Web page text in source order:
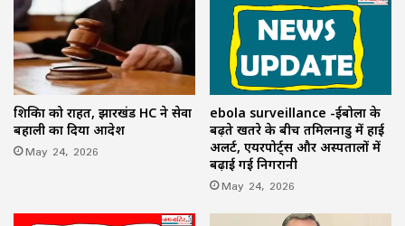
शिक्षिका को राहत, झारखंड HC ने सेवा
बहाली का दिया आदेश
May 24, 2026
ebola surveillance -ईबोला के
बढ़ते खतरे के बीच तमिलनाडु में हाई
अलर्ट, एयरपोर्ट्स और अस्पतालों में
बढ़ाई गई निगरानी
May 24, 2026